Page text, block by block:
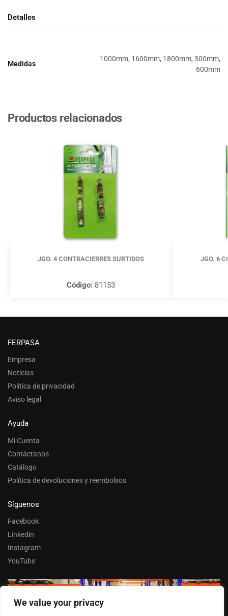
We value your privacy
Detalles
Medidas
1000mm, 1600mm, 1800mm, 300mm,
600mm
Productos relacionados
JGO. 4 CONTRACIERRES SURTIDOS
Código: 81153
JGO. 6
FERPASA
Empresa
Noticias
Política de privacidad
Aviso legal
Ayuda
Mi Cuenta
Contáctanos
Catálogo
Política de devoluciones y reembolsos
Síguenos
Facebook
Linkedin
Instagram
YouTube
Trabaja con nosotros